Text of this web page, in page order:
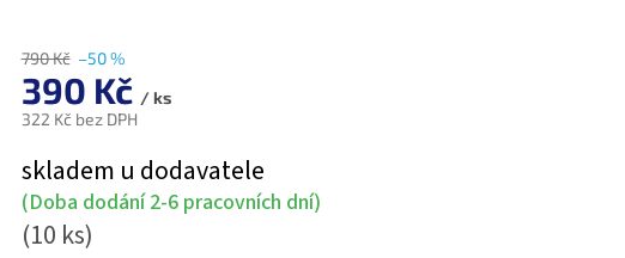
790 Kč –50 %
390 Kč / ks
322 Kč bez DPH
cena:
skladem u dodavatele
(Doba dodání 2-6 pracovních dní)
(10 ks)